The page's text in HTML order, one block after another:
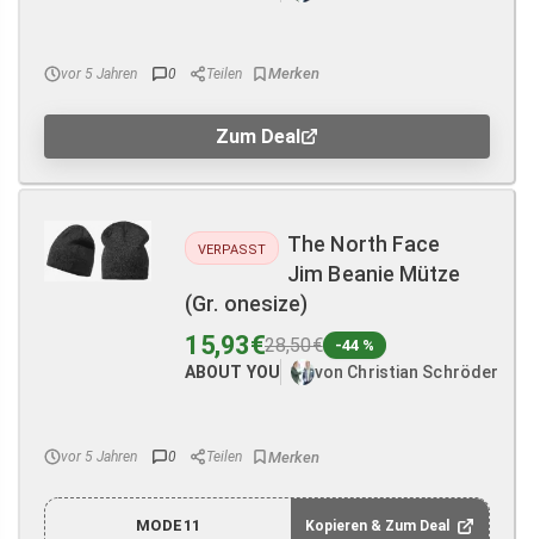
vor 5 Jahren 0 Teilen
Zum Deal
VERPASST
The North Face
Jim Beanie Mütze
(Gr. onesize)
15,93€28,50€ -44 %
ABOUT YOU von Christian Schröder
vor 5 Jahren 0 Teilen
MODE11 Kopieren & Zum Deal